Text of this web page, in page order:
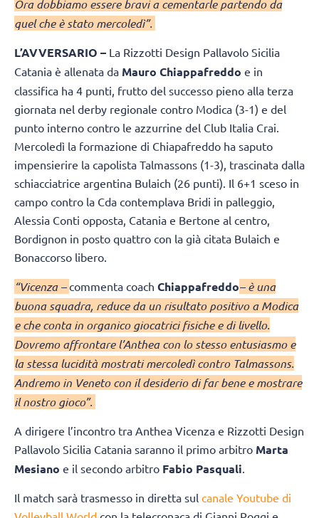
Ora dobbiamo essere bravi a cementarle partendo da
quel che è stato mercoledì”.
L’AVVERSARIO – La Rizzotti Design Pallavolo Sicilia
Catania è allenata da Mauro Chiappafreddo e in
classifica ha 4 punti, frutto del successo pieno alla terza
giornata nel derby regionale contro Modica (3-1) e del
punto interno contro le azzurrine del Club Italia Crai.
Mercoledì la formazione di Chiapafreddo ha saputo
impensierire la capolista Talmassons (1-3), trascinata dalla
schiacciatrice argentina Bulaich (26 punti). Il 6+1 sceso in
campo contro la Cda contemplava Bridi in palleggio,
Alessia Conti opposta, Catania e Bertone al centro,
Bordignon in posto quattro con la già citata Bulaich e
Bonaccorso libero.
“Vicenza –commenta coach Chiappafreddo– è una
buona squadra, reduce da un risultato positivo a Modica
e che conta in organico giocatrici fisiche e di livello.
Dovremo affrontare l’Anthea con lo stesso entusiasmo e
la stessa lucidità mostrati mercoledì contro Talmassons.
Andremo in Veneto con il desiderio di far bene e mostrare
il nostro gioco”.
A dirigere l’incontro tra Anthea Vicenza e Rizzotti Design
Pallavolo Sicilia Catania saranno il primo arbitro Marta
Mesiano e il secondo arbitro Fabio Pasquali
Il match sarà trasmesso in diretta sul canale Youtube di